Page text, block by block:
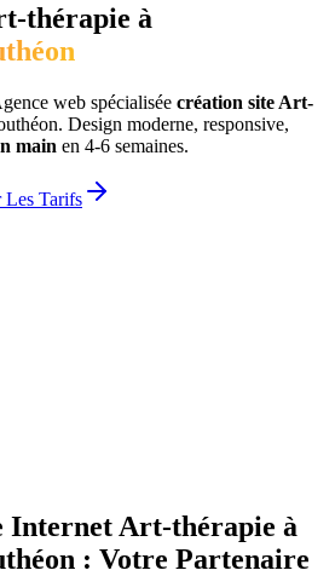
thérapie à
web spécialisée création site Art-
. Design moderne, responsive,
main en 4-6 semaines.
Les Tarifs
Internet Art-thérapie à
: Votre Partenaire